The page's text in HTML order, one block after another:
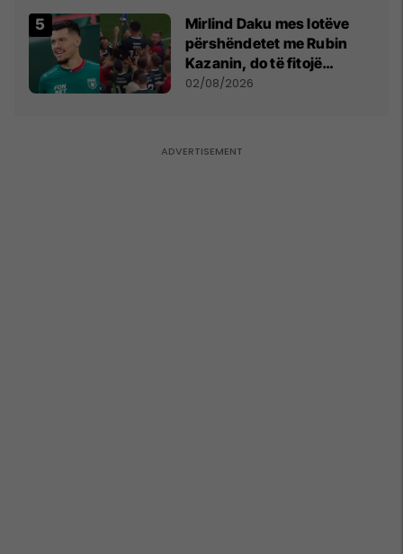
Mirlind Daku mes lotëve
përshëndetet me Rubin
Kazanin, do të fitojë
miliona te Spartak Moska
02/08/2026